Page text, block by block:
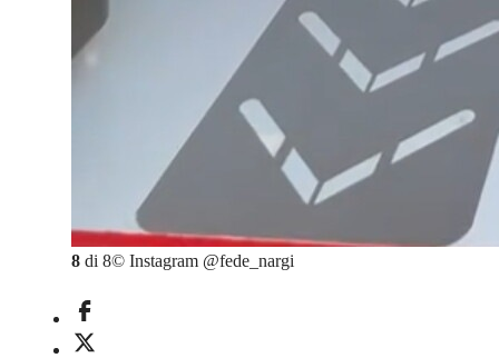
8 di 8© Instagram @fede_nargi